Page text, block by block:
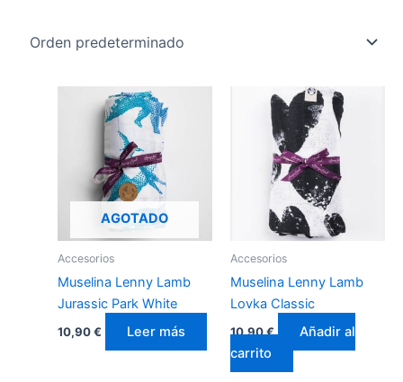
AGOTADO
Accesorios
Muselina Lenny Lamb
Jurassic Park White
10,90€ Leer más
Accesorios
Muselina Lenny Lamb
Lovka Classic
10,90€
Añadir al
carrito